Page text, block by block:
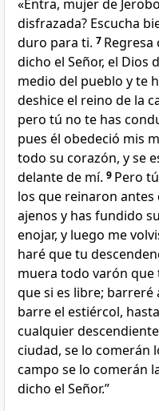
«Entra, mujer de
disfrazada? Escucha
duro para ti. 7 Regresa
dicho el Señor, el Dios
medio del pueblo y te
deshice el reino de la
pero tú no te has
pues él obedeció mis
todo su corazón, y se
delante de mí. 9 Pero
los que reinaron
ajenos y has fundido
enojar, y luego me
haré que tu
muera todo varón que
que si es libre; barreré
barre el estiércol,
cualquier
ciudad, se lo comerán
campo se lo comerán
dicho el Señor.”